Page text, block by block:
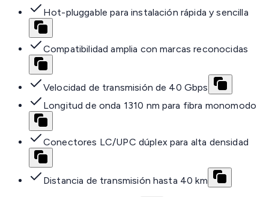
Hot-pluggable para instalación rápida y sencilla
Compatibilidad amplia con marcas reconocidas
Velocidad de transmisión de 40 Gbps
Longitud de onda 1310 nm para fibra monomodo
Conectores LC/UPC dúplex para alta densidad
Distancia de transmisión hasta 40 km